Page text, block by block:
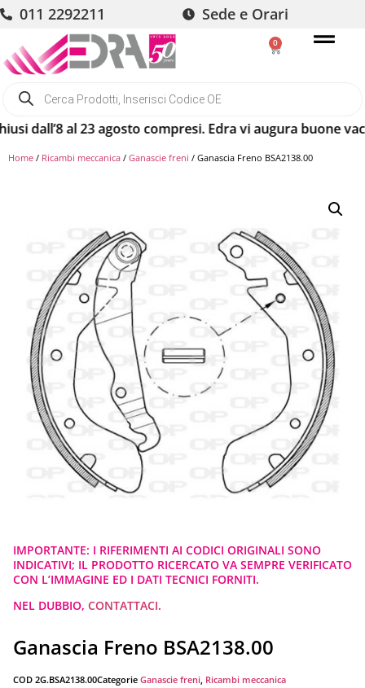
011 2292211 Sede e Orari
0
dall’8 al 23 agosto compresi. Edra vi augura buone
Home / Ricambi meccanica / Ganascie freni / Ganascia Freno BSA2138.00
IMPORTANTE: I RIFERIMENTI AI CODICI ORIGINALI SONO
INDICATIVI; IL PRODOTTO RICERCATO VA SEMPRE VERIFICATO
CON L’IMMAGINE ED I DATI TECNICI FORNITI.
NEL DUBBIO, CONTATTACI.
Ganascia Freno BSA2138.00
COD 2G.BSA2138.00Categorie Ganascie freni, Ricambi meccanica